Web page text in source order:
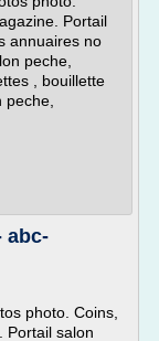
Portail
annuaires no
peche,
, bouillette
abc-
photo. Coins,
Portail salon